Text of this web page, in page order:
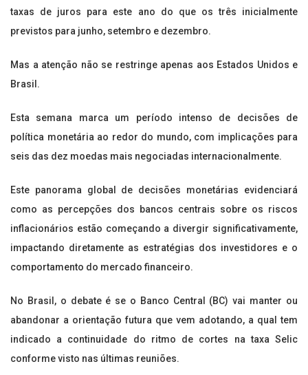
taxas de juros para este ano do que os três inicialmente
previstos para junho, setembro e dezembro.
Mas a atenção não se restringe apenas aos Estados Unidos e
Brasil.
Esta semana marca um período intenso de decisões de
política monetária ao redor do mundo, com implicações para
seis das dez moedas mais negociadas internacionalmente.
Este panorama global de decisões monetárias evidenciará
como as percepções dos bancos centrais sobre os riscos
inflacionários estão começando a divergir significativamente,
impactando diretamente as estratégias dos investidores e o
comportamento do mercado financeiro.
No Brasil, o debate é se o Banco Central (BC) vai manter ou
abandonar a orientação futura que vem adotando, a qual tem
indicado a continuidade do ritmo de cortes na taxa Selic
conforme visto nas últimas reuniões.